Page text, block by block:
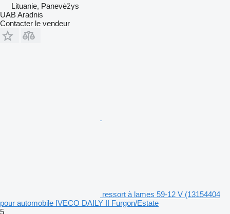
Lituanie, Panevėžys
UAB Aradnis
Contacter le vendeur
ressort à lames 59-12 V (13154404
pour automobile IVECO DAILY II Furgon/Estate
5